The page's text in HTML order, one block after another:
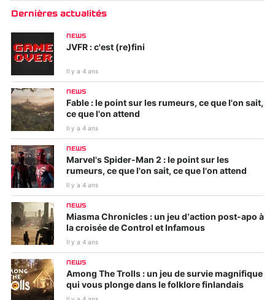
Dernières actualités
NEWS
JVFR : c'est (re)fini
Il y a 4 ans
NEWS
Fable : le point sur les rumeurs, ce que l'on sait,
ce que l'on attend
Il y a 4 ans
NEWS
Marvel's Spider-Man 2 : le point sur les
rumeurs, ce que l'on sait, ce que l'on attend
Il y a 4 ans
NEWS
Miasma Chronicles : un jeu d’action post-apo à
la croisée de Control et Infamous
Il y a 4 ans
NEWS
Among The Trolls : un jeu de survie magnifique
qui vous plonge dans le folklore finlandais